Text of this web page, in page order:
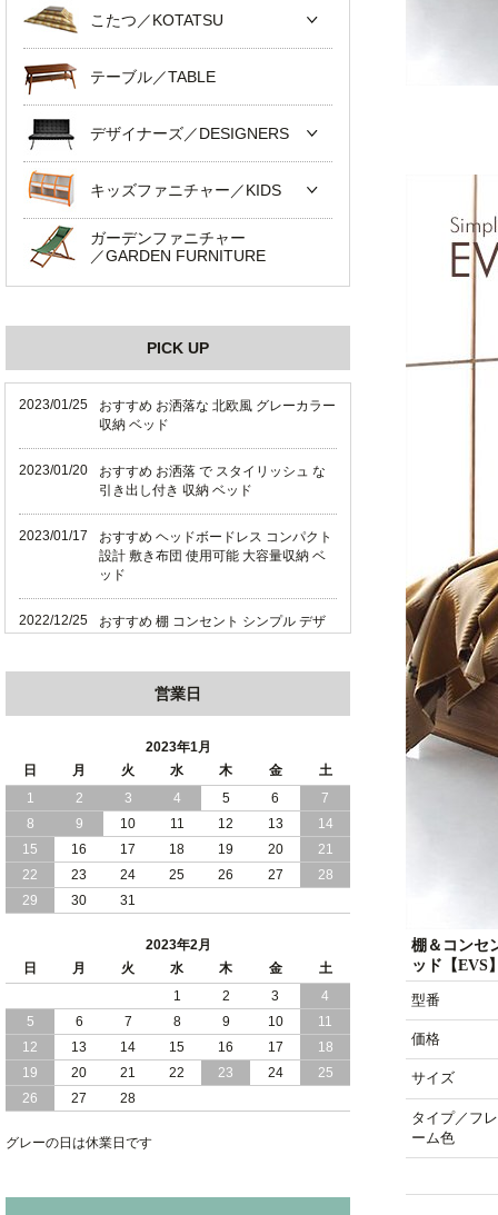
棚＆コンセ
ッド【EVS
型番
価格
サイズ
タイプ／フレ
ーム色
こたつ／KOTATSU
テーブル／TABLE
デザイナーズ／DESIGNERS
キッズファニチャー／KIDS
ガーデンファニチャー
／GARDEN FURNITURE
PICK UP
2023/01/25
おすすめ お洒落な 北欧風 グレーカラー
収納 ベッド
2023/01/20
おすすめ お洒落 で スタイリッシュ な
引き出し付き 収納 ベッド
2023/01/17
おすすめ ヘッドボードレス コンパクト
設計 敷き布団 使用可能 大容量収納 ベ
ッド
2022/12/25
おすすめ 棚 コンセント シンプル デザ
おすすめ ヘッドボードレス コンパクト
ショート丈 収納ベッド 全長180cm（ス
2022/12/16
おすすめ ブラック ホワイト モダンデザ
イン！ヘッドボードレス 大容量 収納 ベ
ッド
2022/12/14
おすすめ 家族で寝られる 収納付き ワイ
ド 連結式 ファミリーベット
ク 収納 ベット
2022/12/06
おすすめ ウォールナット柄 モダンデザ
イン ツインベッド
2022/11/14
おすすめ 連結 ワイドサイズ おしゃれな
ウォールナットデザイン すのこ ベッド
営業日
2023年1月
日
月 火 水 木 金
土
1
2 3 4 5 6
7
8
9 10 11 12 13
14
15
16 17 18 19 20
21
22
23 24 25 26 27
28
29
30 31
2023年2月
日
月 火 水 木 金
土
1
2 3
4
5
6 7 8 9 10
11
12
13 14 15 16 17
18
19
20 21 22 23 24
25
26
27 28
グレーの日は休業日です